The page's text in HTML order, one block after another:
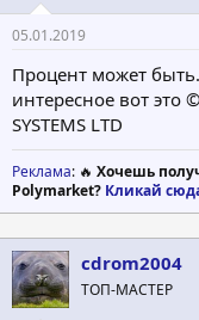
05.01.2019
Процент может
интересное вот это
SYSTEMS LTD
Реклама: 🔥 Хочешь
Polymarket? Кликай
cdrom2004
ТОП-МАСТЕР